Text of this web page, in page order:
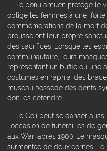
Le bonu amuen protège le
oblige les femmes à une
commémorations de la mort
brousse ont leur propre
des sacrifices. Lorsque les
communautaire, leurs
représentant un buffle ou une
costumes en raphia, des
museau possède des dents
doit les défendre.
Le Goli peut se danser aussi
l’occasion de funérailles de
aux Wan après 1900. Le
surmontée de deux cornes.